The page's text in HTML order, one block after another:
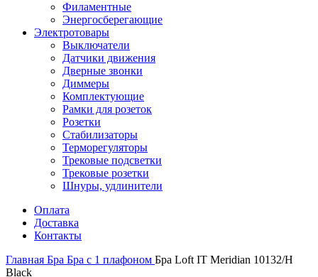
Филаментные
Энергосберегающие
Электротовары
Выключатели
Датчики движения
Дверные звонки
Диммеры
Комплектующие
Рамки для розеток
Розетки
Стабилизаторы
Терморегуляторы
Трековые подсветки
Трековые розетки
Шнуры, удлинители
Оплата
Доставка
Контакты
Главная Бра Бра с 1 плафоном Бра Loft IT Meridian 10132/H
Black